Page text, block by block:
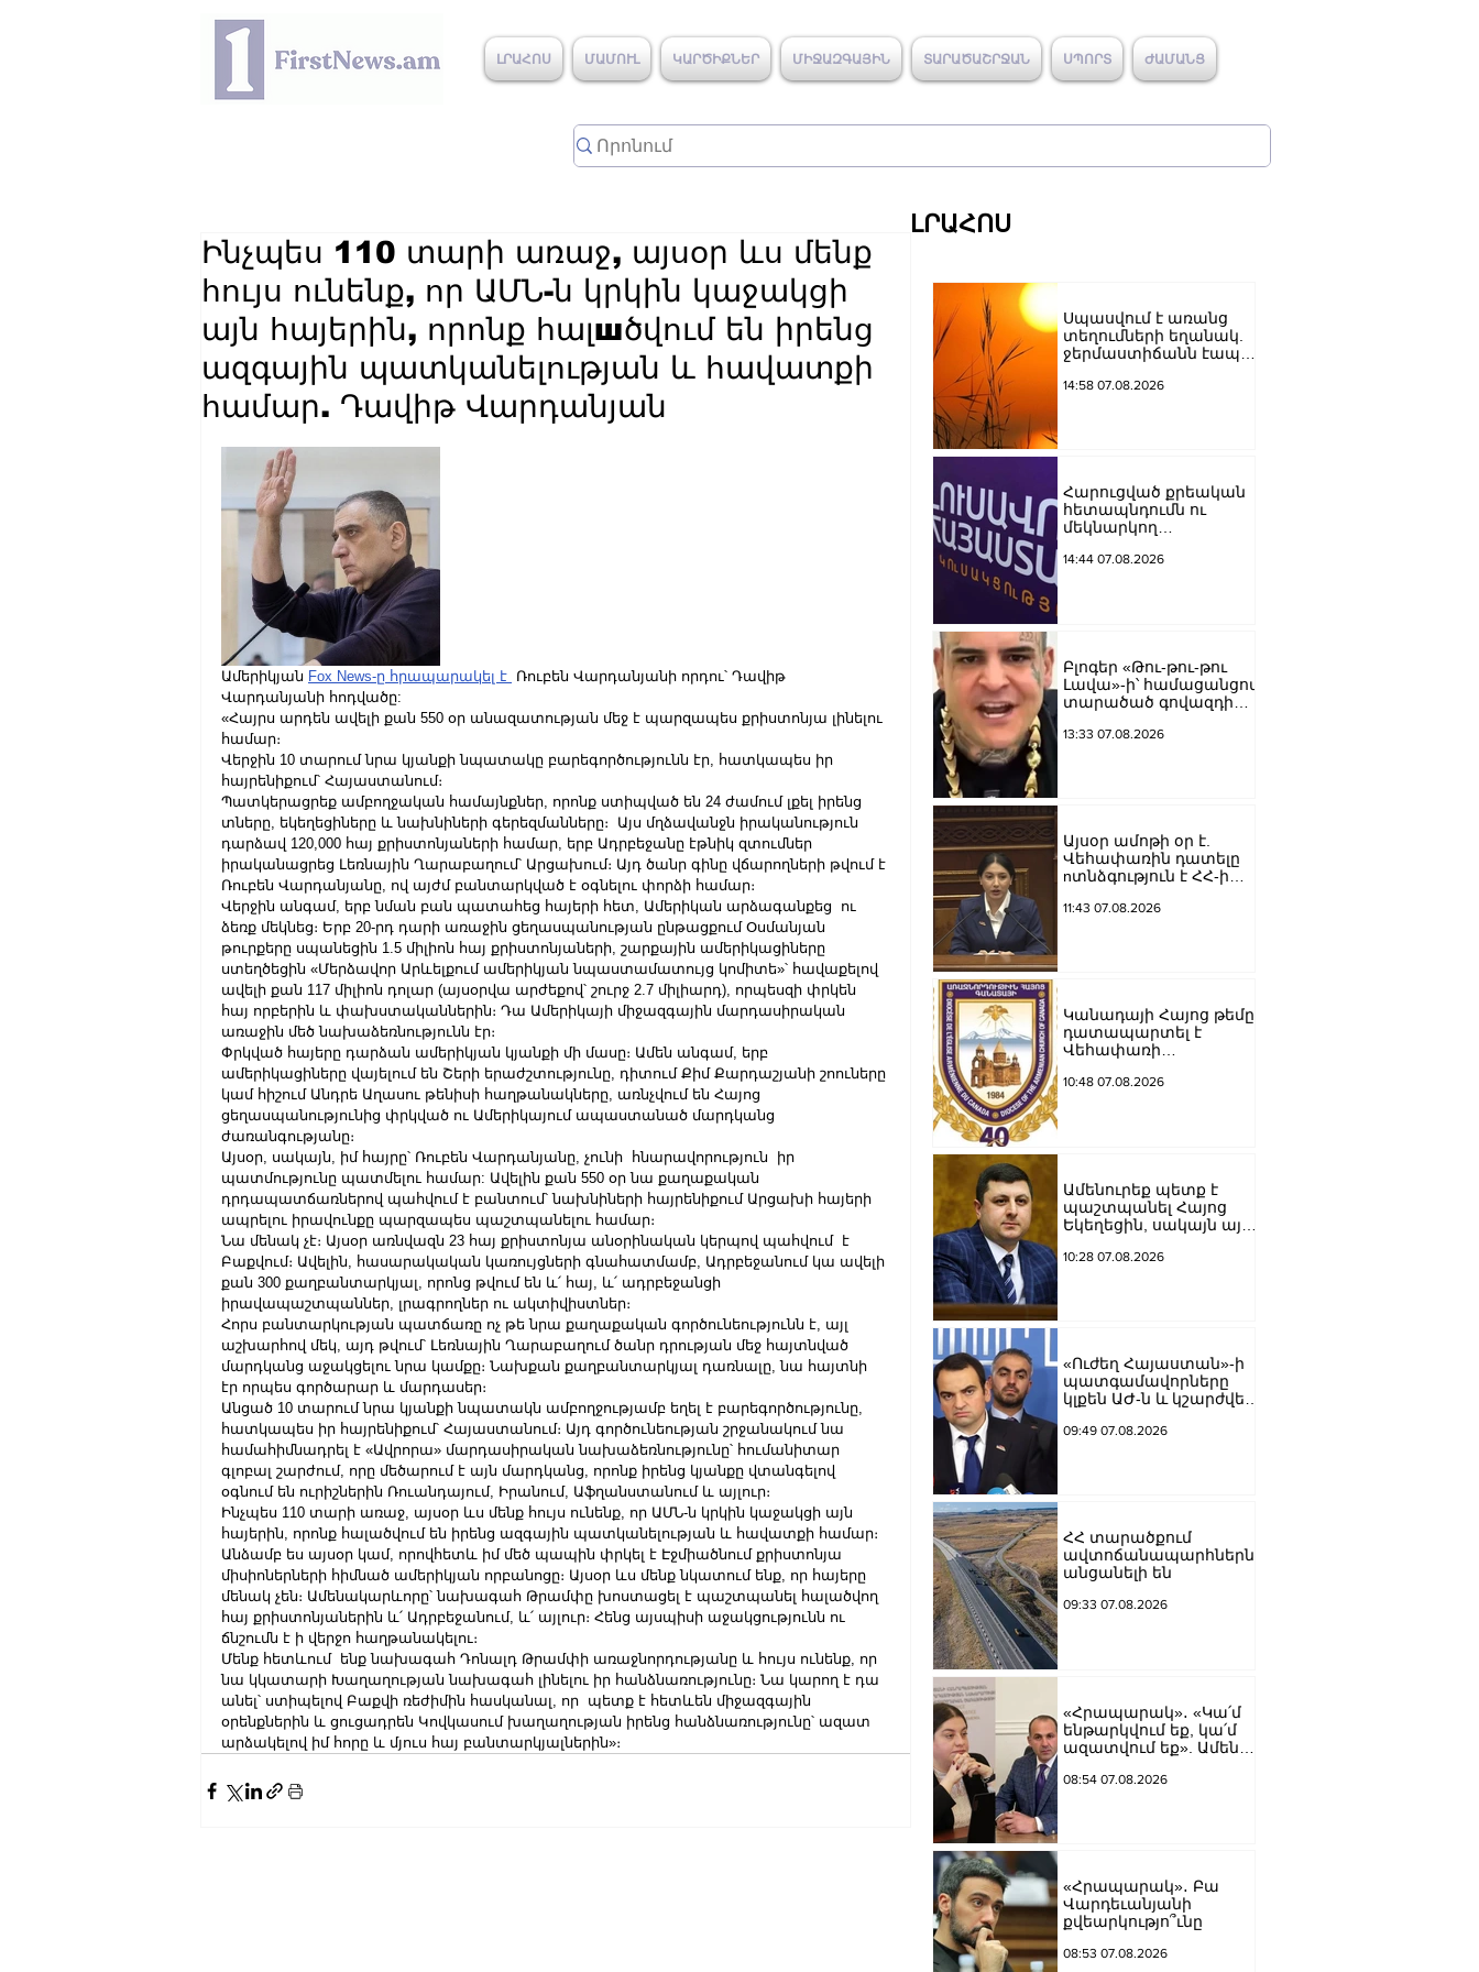
ԼՐԱՀՈՍ ՄԱՄՈՒԼ ԿԱՐԾԻՔՆԵՐ ՄԻՋԱԶԳԱՅԻՆ ՏԱՐԱԾԱՇՐՋԱՆ ՍՊՈՐՏ ԺԱՄԱՆՑ
Ինչպես 110 տարի առաջ, այսօր ևս մենք
հույս ունենք, որ ԱՄՆ-ն կրկին կաջակցի
այն հայերին, որոնք հալшծվում են իրենց
ազգային պատկանելության և հավատքի
համար. Դավիթ Վարդանյան
Ամերիկյան Fox News-ը հրապարակել է Ռուբեն Վարդանյանի որդու՝ Դավիթ
Վարդանյանի հոդվածը:
«Հայրս արդեն ավելի քան 550 օր անազատության մեջ է պարզապես քրիստոնյա լինելու
համար։
Վերջին 10 տարում նրա կյանքի նպատակը բարեգործությունն էր, հատկապես իր
հայրենիքում՝ Հայաստանում։
Պատկերացրեք ամբողջական համայնքներ, որոնք ստիպված են 24 ժամում լքել իրենց
տները, եկեղեցիները և նախնիների գերեզմանները։  Այս մղձավանջն իրականություն
դարձավ 120,000 հայ քրիստոնյաների համար, երբ Ադրբեջանը էթնիկ զտումներ
իրականացրեց Լեռնային Ղարաբաղում՝ Արցախում։ Այդ ծանր գինը վճարողների թվում է
Ռուբեն Վարդանյանը, ով այժմ բանտարկված է օգնելու փորձի համար։
Վերջին անգամ, երբ նման բան պատահեց հայերի հետ, Ամերիկան արձագանքեց  ու
ձեռք մեկնեց։ Երբ 20-րդ դարի առաջին ցեղասպանության ընթացքում Օսմանյան
թուրքերը սպանեցին 1.5 միլիոն հայ քրիստոնյաների, շարքային ամերիկացիները
ստեղծեցին «Մերձավոր Արևելքում ամերիկյան նպաստամատույց կոմիտե»՝ հավաքելով
ավելի քան 117 միլիոն դոլար (այսօրվա արժեքով՝ շուրջ 2.7 միլիարդ), որպեսզի փրկեն
հայ որբերին և փախստականներին։ Դա Ամերիկայի միջազգային մարդասիրական
առաջին մեծ նախաձեռնությունն էր։
Փրկված հայերը դարձան ամերիկյան կյանքի մի մասը։ Ամեն անգամ, երբ
ամերիկացիները վայելում են Շերի երաժշտությունը, դիտում Քիմ Քարդաշյանի շոուները
կամ հիշում Անդրե Աղասու թենիսի հաղթանակները, առնչվում են Հայոց
ցեղասպանությունից փրկված ու Ամերիկայում ապաստանած մարդկանց
ժառանգությանը։
Այսօր, սակայն, իմ հայրը՝ Ռուբեն Վարդանյանը, չունի  հնարավորություն  իր
պատմությունը պատմելու համար: Ավելին քան 550 օր նա քաղաքական
դրդապատճառներով պահվում է բանտում՝ նախնիների հայրենիքում Արցախի հայերի
ապրելու իրավունքը պարզապես պաշտպանելու համար։
Նա մենակ չէ։ Այսօր առնվազն 23 հայ քրիստոնյա անօրինական կերպով պահվում  է
Բաքվում։ Ավելին, հասարակական կառույցների գնահատմամբ, Ադրբեջանում կա ավելի
քան 300 քաղբանտարկյալ, որոնց թվում են և՛ հայ, և՛ ադրբեջանցի
իրավապաշտպաններ, լրագրողներ ու ակտիվիստներ։
Հորս բանտարկության պատճառը ոչ թե նրա քաղաքական գործունեությունն է, այլ
աշխարհով մեկ, այդ թվում՝ Լեռնային Ղարաբաղում ծանր դրության մեջ հայտնված
մարդկանց աջակցելու նրա կամքը։ Նախքան քաղբանտարկյալ դառնալը, նա հայտնի
էր որպես գործարար և մարդասեր։
Անցած 10 տարում նրա կյանքի նպատակն ամբողջությամբ եղել է բարեգործությունը,
հատկապես իր հայրենիքում՝ Հայաստանում։ Այդ գործունեության շրջանակում նա
համահիմնադրել է «Ավրորա» մարդասիրական նախաձեռնությունը՝ հումանիտար
գլոբալ շարժում, որը մեծարում է այն մարդկանց, որոնք իրենց կյանքը վտանգելով
օգնում են ուրիշներին Ռուանդայում, Իրանում, Աֆղանստանում և այլուր։
Ինչպես 110 տարի առաջ, այսօր ևս մենք հույս ունենք, որ ԱՄՆ-ն կրկին կաջակցի այն
հայերին, որոնք հալածվում են իրենց ազգային պատկանելության և հավատքի համար։
Անձամբ ես այսօր կամ, որովհետև իմ մեծ պապին փրկել է Էջմիածնում քրիստոնյա
միսիոներների հիմնած ամերիկյան որբանոցը։ Այսօր ևս մենք նկատում ենք, որ հայերը
մենակ չեն։ Ամենակարևորը՝ նախագահ Թրամփը խոստացել է պաշտպանել հալածվող
հայ քրիստոնյաներին և՛ Ադրբեջանում, և՛ այլուր։ Հենց այսպիսի աջակցությունն ու
ճնշումն է ի վերջո հաղթանակելու։
Մենք հետևում  ենք նախագահ Դոնալդ Թրամփի առաջնորդությանը և հույս ունենք, որ
նա կկատարի Խաղաղության նախագահ լինելու իր հանձնառությունը։ Նա կարող է դա
անել՝ ստիպելով Բաքվի ռեժիմին հասկանալ, որ  պետք է հետևեն միջազգային
օրենքներին և ցուցադրեն Կովկասում խաղաղության իրենց հանձնառությունը՝ ազատ
արձակելով իմ հորը և մյուս հայ բանտարկյալներին»։
ԼՐԱՀՈՍ
Սպասվում է առանց
տեղումների եղանակ.
ջերմաստիճանն էապես
14:58 07.08.2026
Հարուցված քրեական
հետապնդումն ու
մեկնարկող
վերջին տարիներին
խայտառակ
հանգրվանն է.
Լուսավոր Հայաստան
14:44 07.08.2026
Բլոգեր «Թու-թու-թու
Լավա»-ի՝ համացանցով
տարածած գովազդի
ոստիկանությունը
13:33 07.08.2026
Այսօր ամոթի օր է.
Վեհափառին դատելը
nտնձգություն է ՀՀ-ի
նկատմամբ.
11:43 07.08.2026
Կանադայի Հայոց թեմը
դատապարտել է
Վեհափառի
հետապնդումը
10:48 07.08.2026
Ամենուրեք պետք է
պաշտպանել Հայոց
Եկեղեցին, սակայն այս
հանդարտվելու և
10:28 07.08.2026
«Ուժեղ Հայաստան»-ի
պատգամավորները
կլքեն ԱԺ-ն և կշարժվեն
09:49 07.08.2026
ՀՀ տարածքում
ավտոճանապարհներն
անցանելի են
09:33 07.08.2026
«Հրապարակ»․ «Կա՛մ
ենթարկվում եք, կա՛մ
ազատվում եք». Ամեն
«ցար ի բոգ է» իրեն
08:54 07.08.2026
«Հրապարակ»․ Բա
Վարդեւանյանի
քվեարկությո՞ւնը
08:53 07.08.2026